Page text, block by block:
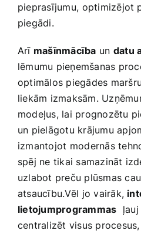
pieprasījumu,⁤ optimizējot
piegādi.
Arī mašīnmācība ‍un⁣ datu
lēmumu pieņemšanas
optimālos piegādes
liekām izmaksām.
modeļus, lai prognozētu
un pielāgotu krājumu
izmantojot ⁣modernās
spēj ne tikai samazināt
uzlabot preču plūsmas
atsaucību.Vēl⁢ jo vairāk,
lietojumprogrammas
centralizēt ‍visus